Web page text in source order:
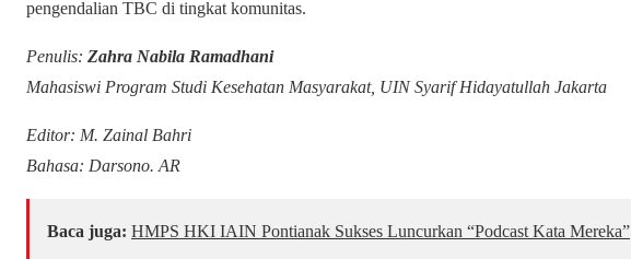
pengendalian TBC di tingkat komunitas.
Penulis: Zahra Nabila Ramadhani
Mahasiswi Program Studi Kesehatan Masyarakat, UIN Syarif Hidayatullah Jakarta
Editor: M. Zainal Bahri
Bahasa: Darsono. AR
Baca juga: HMPS HKI IAIN Pontianak Sukses Luncurkan “Podcast Kata Mereka”